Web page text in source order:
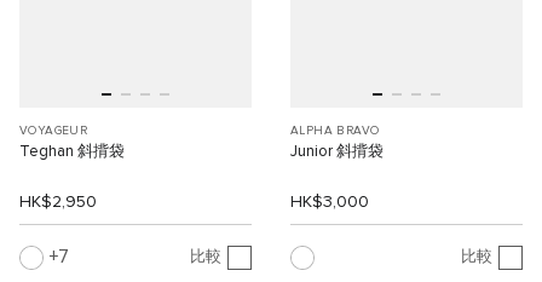
VOYAGEUR
Teghan 斜揹袋
HK$2,950
7 比較
ALPHA BRAVO
Junior 斜揹袋
HK$3,000
比較